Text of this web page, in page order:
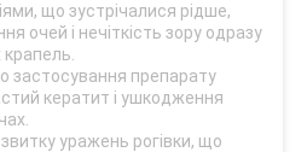
що зустрічалися рідше,
очей і нечіткість зору одразу
застосування препарату
кератит і ушкодження
уражень рогівки, що